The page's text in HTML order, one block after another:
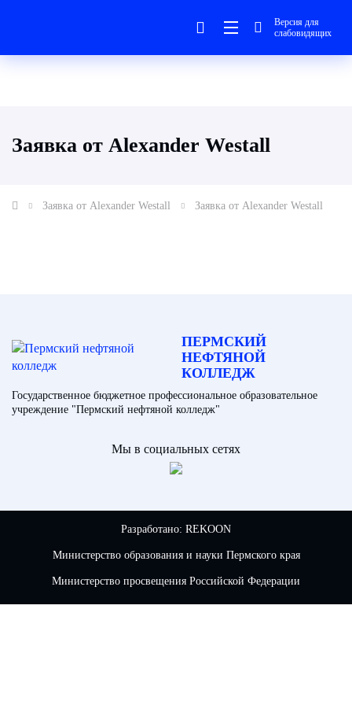
Версия для
слабовидящих
Заявка от Alexander Westall
Заявка от Alexander Westall Заявка от Alexander Westall
ПЕРМСКИЙ
НЕФТЯНОЙ
КОЛЛЕДЖ
Государственное бюджетное профессиональное образовательное
учреждение "Пермский нефтяной колледж"
Мы в социальных сетях
Разработано: REKOON
Министерство образования и науки Пермского края
Министерство просвещения Российской Федерации